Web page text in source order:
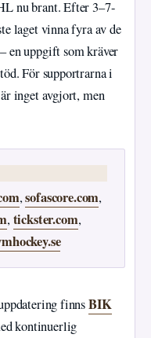
nu brant. Efter 3–7-
laget vinna fyra av de
en uppgift som kräver
För supportrarna i
inget avgjort, men
,sofascore.com,
,tickster.com,
finnsBIK
kontinuerlig